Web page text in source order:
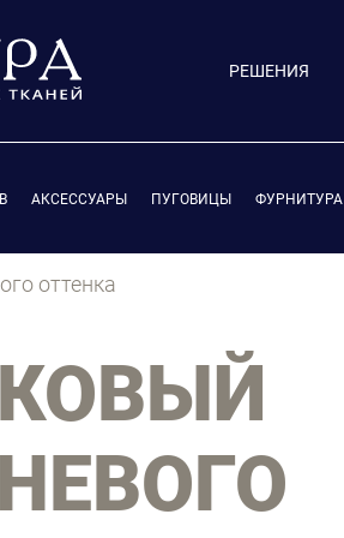
РЕШЕНИЯ
АКСЕССУАРЫ ПУГОВИЦЫ ФУРНИТУРА
оттенка